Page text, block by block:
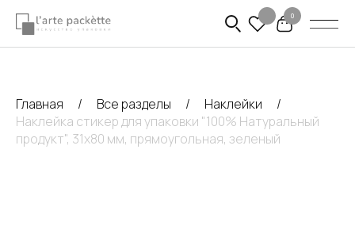
0
Главная Все разделы
Наклейки
Наклейка стикер для упаковки "100% Натуральный
продукт", 31х80 мм, прямоугольная, зеленый